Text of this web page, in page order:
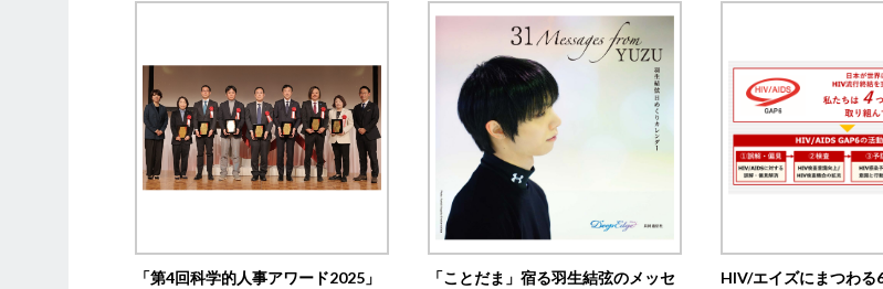
「第4回科学的人事アワード2025」
「ことだま」宿る羽生結弦のメッセ
HIV/エイズにまつわる